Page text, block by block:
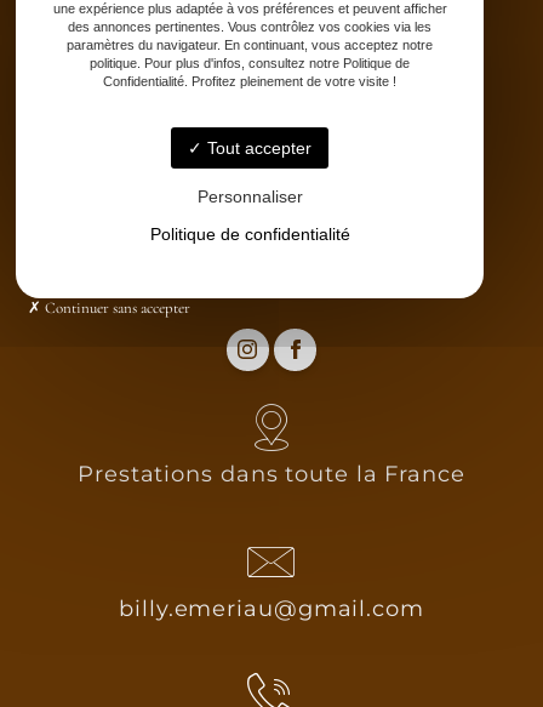
Accueil
Saddle fitting
Bit fitting
Stages
Catalogue
Contact
Prestations dans toute la France
billy.emeriau@gmail.com
une expérience plus adaptée à vos préférences et peuvent afficher
des annonces pertinentes. Vous contrôlez vos cookies via les
paramètres du navigateur. En continuant, vous acceptez notre
politique. Pour plus d'infos, consultez notre Politique de
Confidentialité. Profitez pleinement de votre visite !
Tout accepter
Personnaliser
Politique de confidentialité
Continuer sans accepter